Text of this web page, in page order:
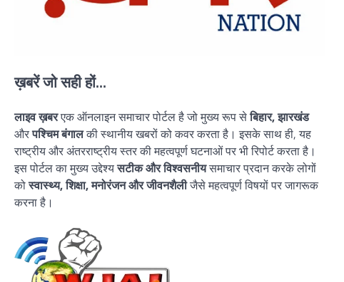
ख़बरें जो सही हों...
लाइव ख़बरएक ऑनलाइन समाचार पोर्टल है जो मुख्य रूप सेबिहार, झारखंड
औरपश्चिम बंगालकी स्थानीय खबरों को कवर करता है। इसके साथ ही, यह
राष्ट्रीय और अंतरराष्ट्रीय स्तर की महत्वपूर्ण घटनाओं पर भी रिपोर्ट करता है।
इस पोर्टल का मुख्य उद्देश्यसटीक और विश्वसनीयसमाचार प्रदान करके लोगों
कोस्वास्थ्य, शिक्षा, मनोरंजन और जीवनशैलीजैसे महत्वपूर्ण विषयों पर जागरूक
करना है।